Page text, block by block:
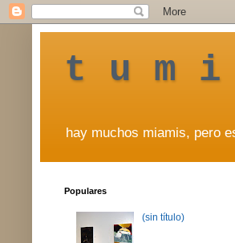
t u m i
hay muchos miamis, pero
Populares
(sin título)